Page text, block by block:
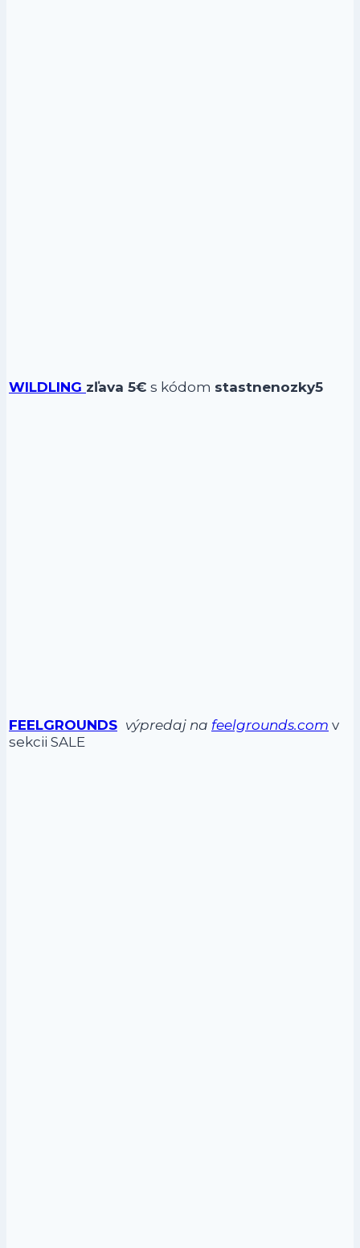
WILDLING zľava 5€ s kódom stastnenozky5
FEELGROUNDS výpredaj na feelgrounds.com v
sekcii SALE